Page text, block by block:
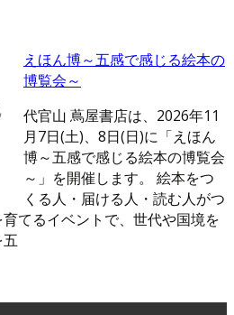
えほん博～五感で感じる絵本の
博覧会～
代官山 蔦屋書店は、2026年11
月7日(土)、8日(日)に「えほん
博～五感で感じる絵本の博覧会
～」を開催します。 絵本をつ
くる人・届ける人・読む人がつ
てるイベントで、世代や国境を
五